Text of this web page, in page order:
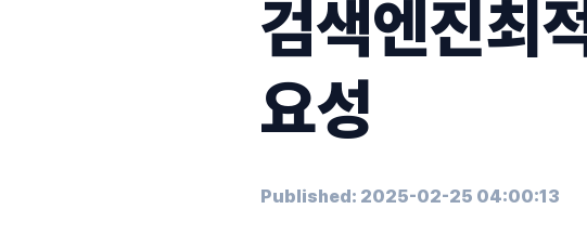
검색엔진최
요성
Published: 2025-02-25 04:00:13